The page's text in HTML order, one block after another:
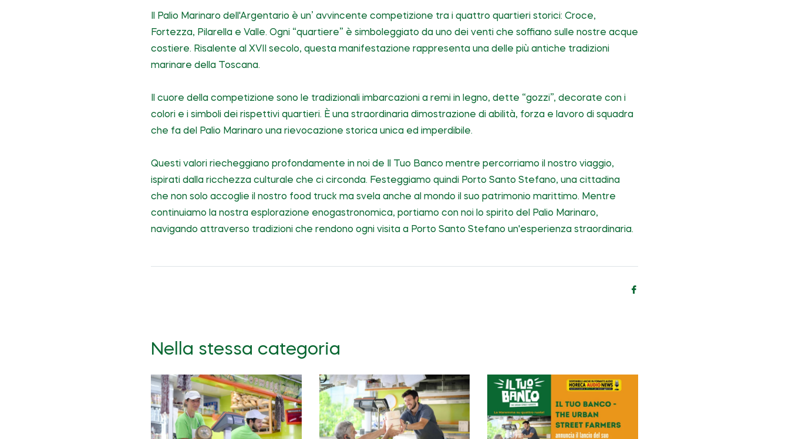
Il Palio Marinaro dell'Argentario è un’ avvincente competizione tra i quattro quartieri storici: Croce,
Fortezza, Pilarella e Valle. Ogni “quartiere” è simboleggiato da uno dei venti che soffiano sulle nostre acque
costiere. Risalente al XVII secolo, questa manifestazione rappresenta una delle più antiche tradizioni
marinare della Toscana.
Il cuore della competizione sono le tradizionali imbarcazioni a remi in legno, dette “gozzi”, decorate con i
colori e i simboli dei rispettivi quartieri. È una straordinaria dimostrazione di abilità, forza e lavoro di squadra
che fa del Palio Marinaro una rievocazione storica unica ed imperdibile.
Questi valori riecheggiano profondamente in noi de Il Tuo Banco mentre percorriamo il nostro viaggio,
ispirati dalla ricchezza culturale che ci circonda. Festeggiamo quindi Porto Santo Stefano, una cittadina
che non solo accoglie il nostro food truck ma svela anche al mondo il suo patrimonio marittimo. Mentre
continuiamo la nostra esplorazione enogastronomica, portiamo con noi lo spirito del Palio Marinaro,
navigando attraverso tradizioni che rendono ogni visita a Porto Santo Stefano un'esperienza straordinaria.
Nella stessa categoria